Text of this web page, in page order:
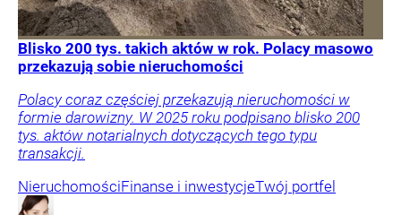
Blisko 200 tys. takich aktów w rok. Polacy masowo
przekazują sobie nieruchomości
Polacy coraz częściej przekazują nieruchomości w
formie darowizny. W 2025 roku podpisano blisko 200
tys. aktów notarialnych dotyczących tego typu
transakcji.
NieruchomościFinanse i inwestycjeTwój portfel